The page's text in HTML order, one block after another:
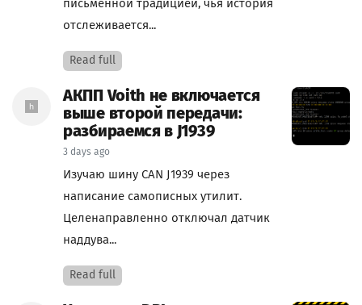
письменной традицией, чья история
отслеживается...
Read full
АКПП Voith не включается
выше второй передачи:
разбираемся в J1939
3 days ago
Изучаю шину CAN J1939 через
написание самописных утилит.
Целенаправленно отключал датчик
наддува...
Read full